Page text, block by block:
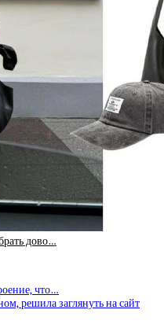
дово…
что…
решила заглянуть на сайт